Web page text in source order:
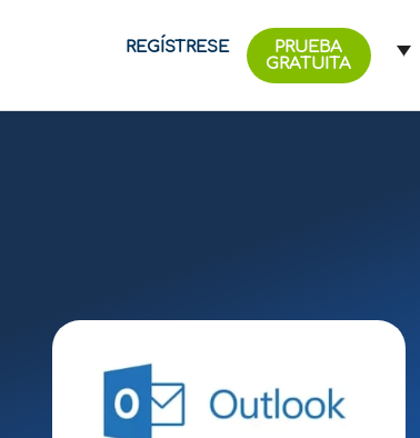
REGÍSTRESE
PRUEBA
GRATUITA